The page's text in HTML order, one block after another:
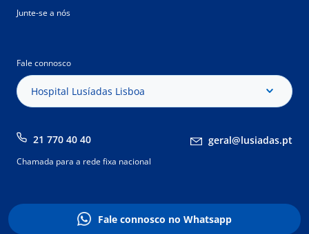
Junte-se a nós
Fale connosco
Hospital Lusíadas Lisboa
21 770 40 40 geral@lusiadas.pt
Chamada para a rede fixa nacional
Fale connosco no Whatsapp